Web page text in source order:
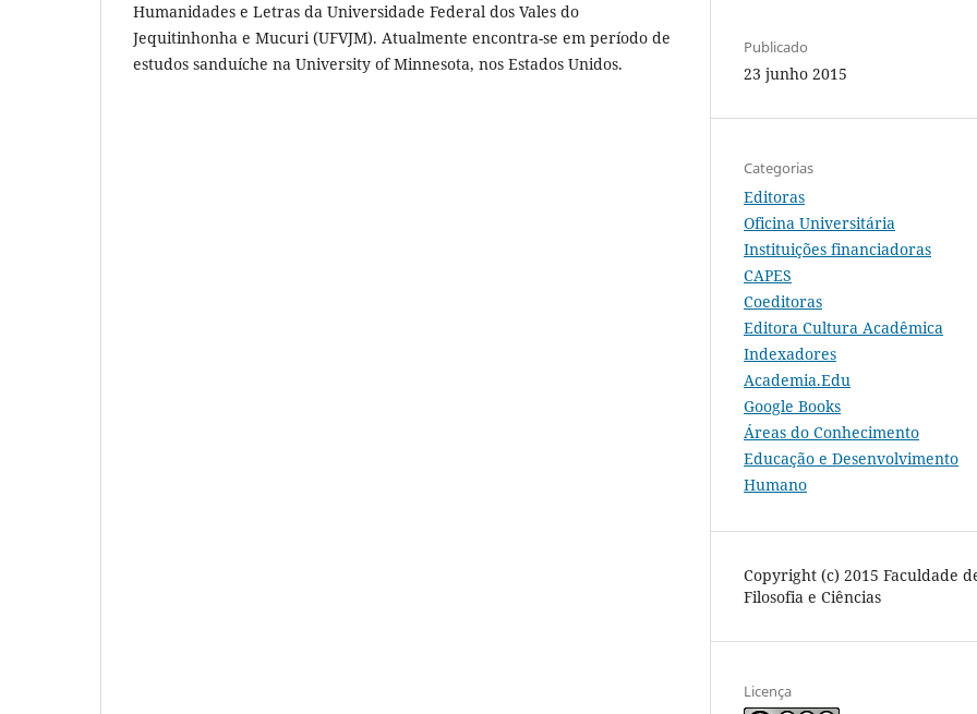
Humanidades e Letras da Universidade Federal dos Vales do
Jequitinhonha e Mucuri (UFVJM). Atualmente encontra-se em período de
estudos sanduíche na University of Minnesota, nos Estados Unidos.
Publicado
23 junho 2015
Categorias
Editoras
Oficina Universitária
Instituições financiadoras
CAPES
Coeditoras
Editora Cultura Acadêmica
Indexadores
Academia.Edu
Google Books
Áreas do Conhecimento
Educação e Desenvolvimento
Humano
Copyright (c) 2015 Faculdade
Filosofia e Ciências
Licença